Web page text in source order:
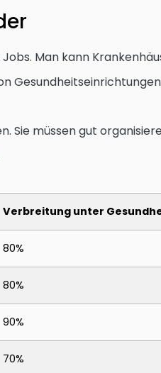
Man kann
Sie müssen gut
Verbreitung unter
80%
80%
90%
70%